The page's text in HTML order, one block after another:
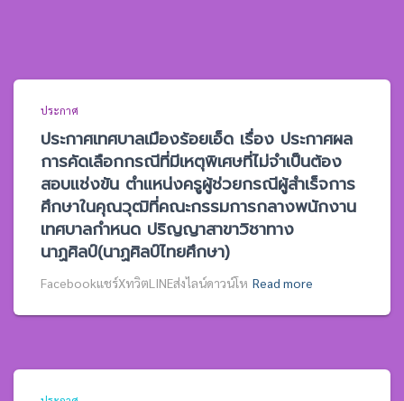
ประกาศ
ประกาศเทศบาลเมืองร้อยเอ็ด เรื่อง ประกาศผล
การคัดเลือกกรณีที่มีเหตุพิเศษที่ไม่จำเป็นต้อง
สอบแช่งขัน ตำแหน่งครูผู้ช่วยกรณีผู้สำเร็จการ
ศึกษาในคุณวุฒิที่คณะกรรมการกลางพนักงาน
เทศบาลกำหนด ปริญญาสาขาวิชาทาง
นาฏศิลป์(นาฏศิลป์ไทยศึกษา)
Facebookแชร์XทวิตLINEส่งไลน์ดาวน์โห Read more